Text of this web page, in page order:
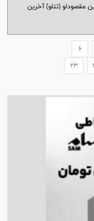
مقصودلو (تتلو) آخرین
6
23